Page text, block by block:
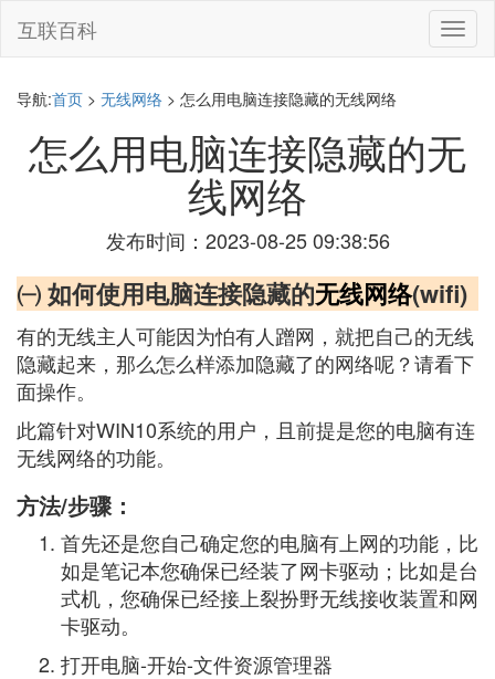
切
换
互联百科
导航:首页 > 无线网络 > 怎么用电脑连接隐藏的无线网络
怎么用电脑连接隐藏的无
线网络
发布时间：2023-08-25 09:38:56
㈠ 如何使用电脑连接隐藏的无线网络(wifi)
有的无线主人可能因为怕有人蹭网，就把自己的无线
隐藏起来，那么怎么样添加隐藏了的网络呢？请看下
面操作。
此篇针对WIN10系统的用户，且前提是您的电脑有连
无线网络的功能。
方法/步骤：
首先还是您自己确定您的电脑有上网的功能，比
如是笔记本您确保已经装了网卡驱动；比如是台
式机，您确保已经接上裂扮野无线接收装置和网
卡驱动。
打开电脑-开始-文件资源管理器